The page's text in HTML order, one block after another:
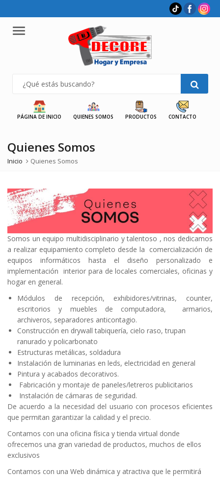
Menu
PÁGINA DE INICIO QUIENES SOMOS PRODUCTOS CONTACTO
Quienes Somos
Inicio Quienes Somos
Somos un equipo multidisciplinario y talentoso , nos dedicamos
a realizar equipamiento completo desde la comercialización de
equipos informáticos hasta el diseño personalizado e
implementación interior para de locales comerciales, oficinas y
hogar en general.
Módulos de recepción, exhibidores/vitrinas, counter,
escritorios y muebles de computadora, armarios,
archiveros, separadores anticontagio.
Construcción en drywall tabiquería, cielo raso, trupan
ranurado y policarbonato
Estructuras metálicas, soldadura
Instalación de luminarias en leds, electricidad en general
Pintura y acabados decorativos.
Fabricación y montaje de paneles/letreros publicitarios
Instalación de cámaras de seguridad.
De acuerdo a la necesidad del usuario con procesos eficientes
que permitan garantizar la calidad y el precio.
Contamos con una oficina física y tienda virtual donde
ofrecemos una gran variedad de productos, muchos de ellos
exclusivos
Contamos con una Web dinámica y atractiva que le permitirá